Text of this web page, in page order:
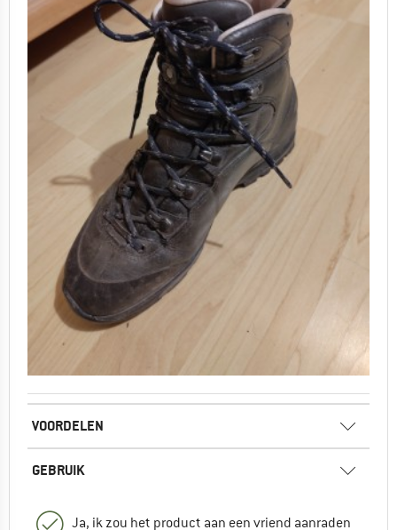
VOORDELEN
GEBRUIK
Ja, ik zou het product aan een vriend aanraden